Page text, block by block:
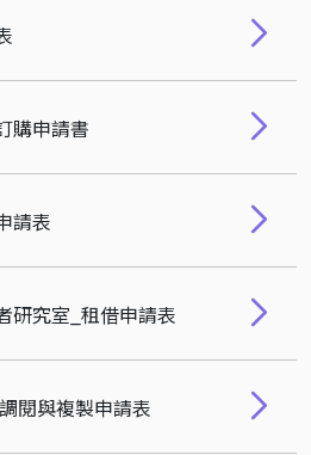
購申請書
請表
研究室_租借申請表
閱與複製申請表